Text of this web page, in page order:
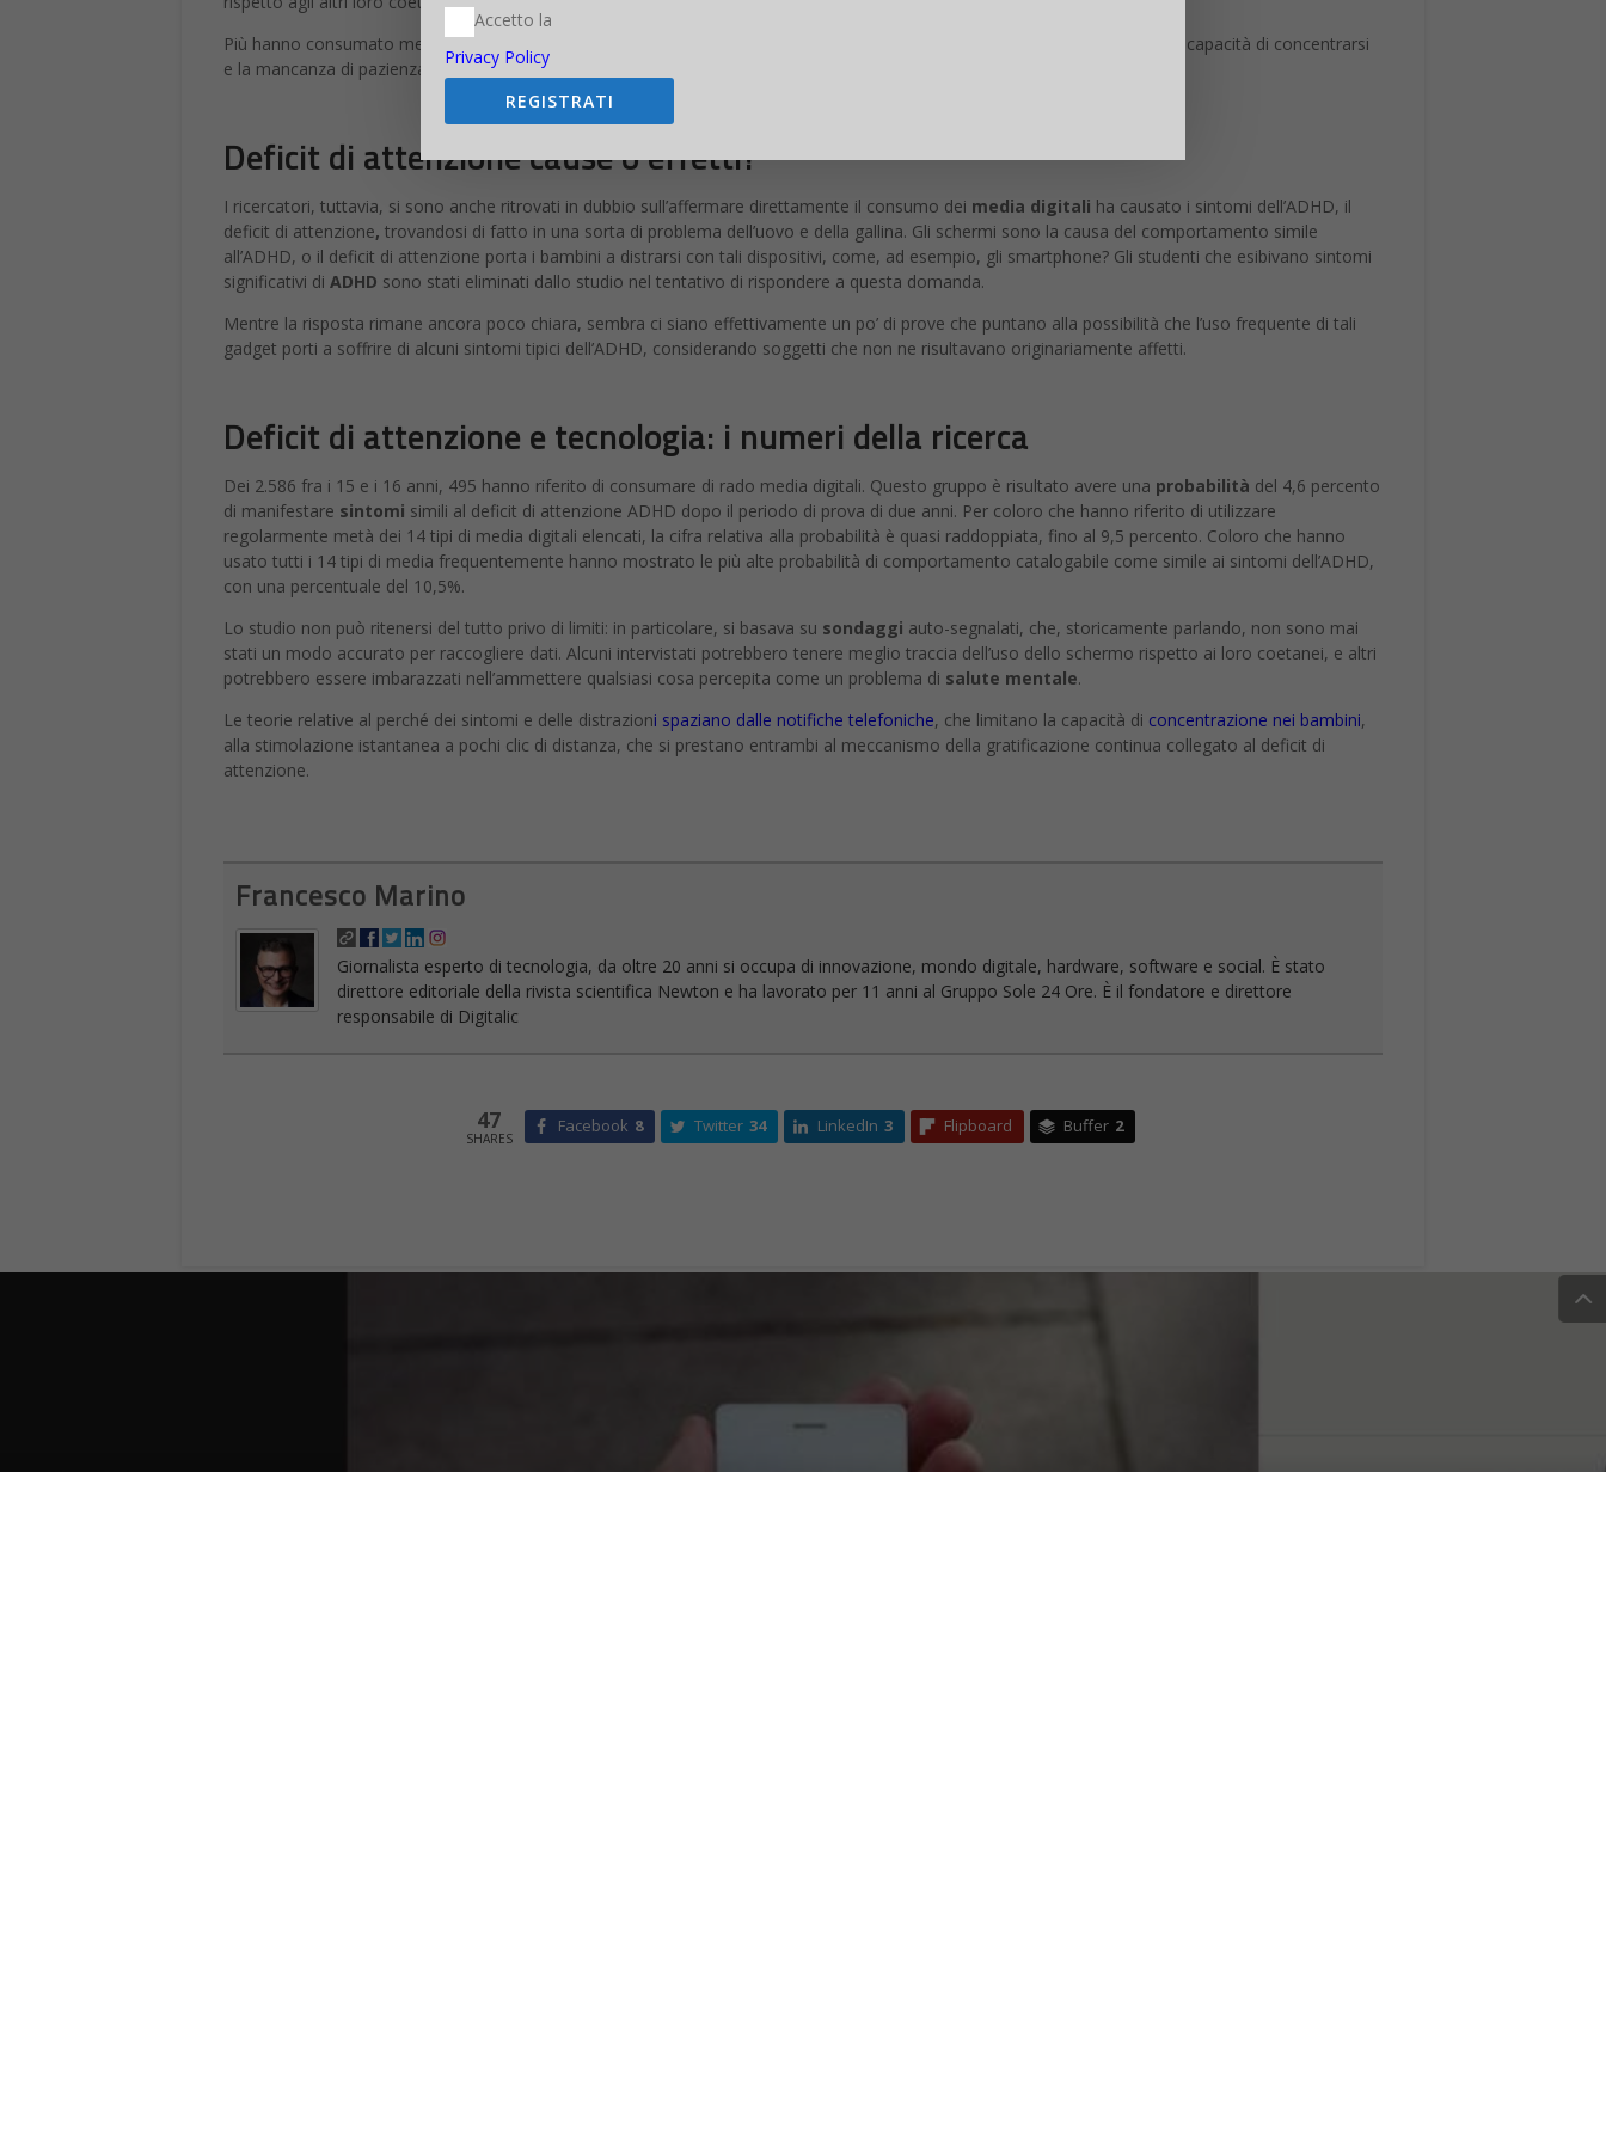
Più hanno consumato media digitali, più i sintomi da deficit di attenzione sono risultati prevalenti: il controllo degli impulsi, l’incapacità di concentrarsi
e la mancanza di pazienza.
Deficit di attenzione cause o effetti?
I ricercatori, tuttavia, si sono anche ritrovati in dubbio sull’affermare direttamente il consumo dei media digitali ha causato i sintomi dell’ADHD, il
deficit di attenzione, trovandosi di fatto in una sorta di problema dell’uovo e della gallina. Gli schermi sono la causa del comportamento simile
all’ADHD, o il deficit di attenzione porta i bambini a distrarsi con tali dispositivi, come, ad esempio, gli smartphone? Gli studenti che esibivano sintomi
significativi di ADHD sono stati eliminati dallo studio nel tentativo di rispondere a questa domanda.
Mentre la risposta rimane ancora poco chiara, sembra ci siano effettivamente un po’ di prove che puntano alla possibilità che l’uso frequente di tali
gadget porti a soffrire di alcuni sintomi tipici dell’ADHD, considerando soggetti che non ne risultavano originariamente affetti.
Deficit di attenzione e tecnologia: i numeri della ricerca
Dei 2.586 fra i 15 e i 16 anni, 495 hanno riferito di consumare di rado media digitali. Questo gruppo è risultato avere una probabilità del 4,6 percento
di manifestare sintomi simili al deficit di attenzione ADHD dopo il periodo di prova di due anni. Per coloro che hanno riferito di utilizzare
regolarmente metà dei 14 tipi di media digitali elencati, la cifra relativa alla probabilità è quasi raddoppiata, fino al 9,5 percento. Coloro che hanno
usato tutti i 14 tipi di media frequentemente hanno mostrato le più alte probabilità di comportamento catalogabile come simile ai sintomi dell’ADHD,
con una percentuale del 10,5%.
Lo studio non può ritenersi del tutto privo di limiti: in particolare, si basava su sondaggi auto-segnalati, che, storicamente parlando, non sono mai
stati un modo accurato per raccogliere dati. Alcuni intervistati potrebbero tenere meglio traccia dell’uso dello schermo rispetto ai loro coetanei, e altri
potrebbero essere imbarazzati nell’ammettere qualsiasi cosa percepita come un problema di salute mentale.
Le teorie relative al perché dei sintomi e delle distrazioni spaziano dalle notifiche telefoniche, che limitano la capacità di concentrazione nei bambini,
alla stimolazione istantanea a pochi clic di distanza, che si prestano entrambi al meccanismo della gratificazione continua collegato al deficit di
attenzione.
Francesco Marino
Giornalista esperto di tecnologia, da oltre 20 anni si occupa di innovazione, mondo digitale, hardware, software e social. È stato
direttore editoriale della rivista scientifica Newton e ha lavorato per 11 anni al Gruppo Sole 24 Ore. È il fondatore e direttore
responsabile di Digitalic
47
SHARES
Facebook 8 Twitter 34 LinkedIn 3 Flipboard Buffer 2
Accetto la
Privacy Policy
REGISTRATI